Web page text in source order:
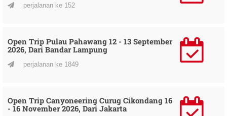
perjalanan ke 152
Open Trip Pulau Pahawang 12 - 13 September
2026, Dari Bandar Lampung
perjalanan ke 1849
Open Trip Canyoneering Curug Cikondang 16
- 16 November 2026, Dari Jakarta